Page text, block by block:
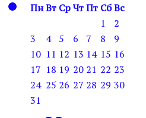
ПнВт СрЧтПт СбВс
1
2
3
4 5 6 7 8
9
10 11 12 13 14 15 16
17 18 19 20 21 22 23
24 25 26 27 28 29 30
31